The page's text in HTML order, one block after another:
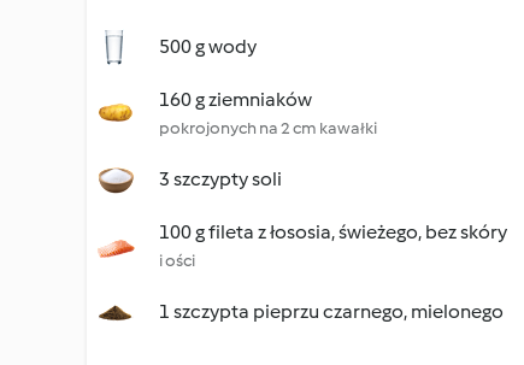
500 g wody
160 g ziemniaków
pokrojonych na 2 cm kawałki
3 szczypty soli
100 g fileta z łososia, świeżego, bez skóry
i ości
1 szczypta pieprzu czarnego, mielonego